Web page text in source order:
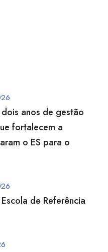
dois anos de gestão
fortalecem a
o ES para o
de Referência